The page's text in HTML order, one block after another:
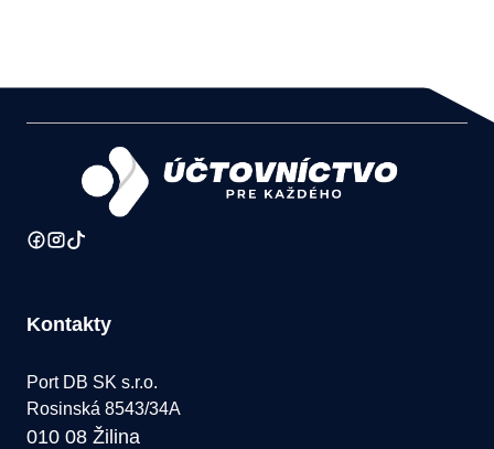
Kontakty
Port DB SK s.r.o.
Rosinská 8543/34A
010 08 Žilina